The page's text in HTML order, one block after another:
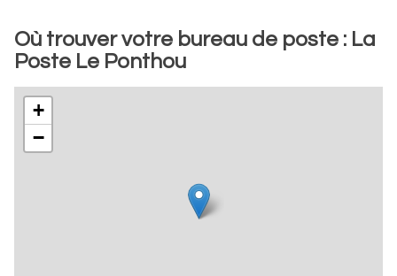
Où trouver votre bureau de poste : La
Poste Le Ponthou
+
−